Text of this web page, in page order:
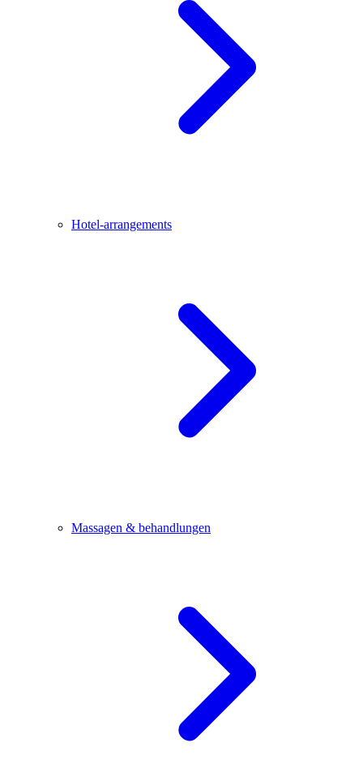
Hotel-arrangements
Massagen & behandlungen